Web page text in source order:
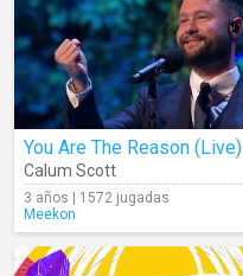
You Are The Reason (Live)
Calum Scott
3 años | 1572 jugadas
Meekon